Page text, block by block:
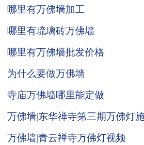
哪里有万佛墙加工
哪里有琉璃砖万佛墙
哪里有万佛墙批发价格
为什么要做万佛墙
寺庙万佛墙哪里能定做
万佛墙|东华禅寺第三期万佛灯
万佛墙|青云禅寺万佛灯视频